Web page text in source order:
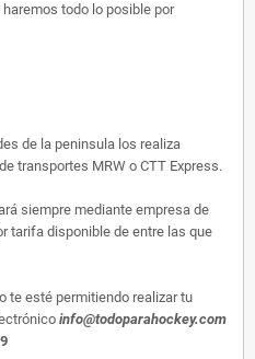
haremos todo lo posible por
de la peninsula los realiza
transportes MRW o CTT Express.
siempre mediante empresa de
tarifa disponible de entre las que
te esté permitiendo realizar tu
info@todoparahockey.com